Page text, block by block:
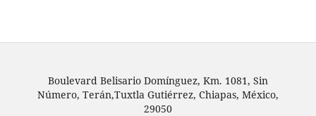
Boulevard Belisario Domínguez, Km. 1081, Sin
Número, Terán,Tuxtla Gutiérrez, Chiapas, México,
29050